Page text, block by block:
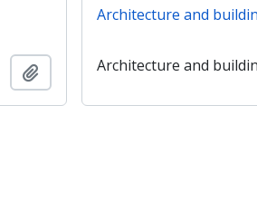
Ajouter au presse-papier
Architecture and
Architecture and